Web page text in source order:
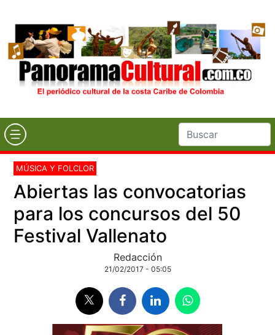
MÚSICA Y FOLCLOR
Abiertas las convocatorias
para los concursos del 50
Festival Vallenato
Redacción
21/02/2017 - 05:05